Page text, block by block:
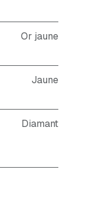
Or jaune
Jaune
Diamant